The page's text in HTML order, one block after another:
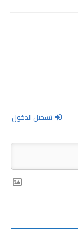
تسجيل الدخول